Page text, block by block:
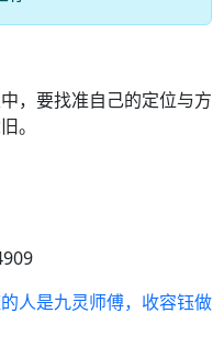
，要找准自己的定位与方
。
人是九灵师傅，收容钰做